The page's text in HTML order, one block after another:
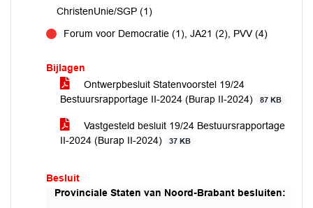
ChristenUnie/SGP (1)
Forum voor Democratie (1), JA21 (2), PVV (4)
Bijlagen
Ontwerpbesluit Statenvoorstel 19/24
Bestuursrapportage II-2024 (Burap II-2024)
87 KB
Vastgesteld besluit 19/24 Bestuursrapportage
II-2024 (Burap II-2024)
37 KB
Besluit
Provinciale Staten van Noord-Brabant besluiten: